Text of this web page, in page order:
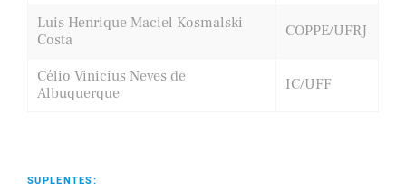
Luis Henrique Maciel Kosmalski
Costa
COPPE/UFRJ
Célio Vinicius Neves de
Albuquerque
IC/UFF
SUPLENTES: